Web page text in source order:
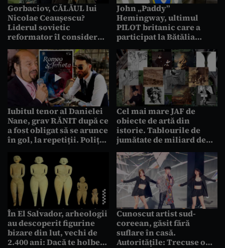
Gorbaciov, CĂLĂUL lui
Nicolae Ceaușescu?
Liderul sovietic
reformator îl considera
un „dinozaur stalinist”
pe dictatorul României
John „Paddy”
Hemingway, ultimul
PILOT britanic care a
participat la Bătălia
Angliei, a decedat la 105
ani
Iubitul tenor al Danielei
Nane, grav RĂNIT după ce
a fost obligat să se arunce
în gol, la repetiții. Poliția
Operetă
Cel mai mare JAF de
obiecte de artă din
istorie. Tablourile de
jumătate de miliard de
pentru totdeauna, acum
35 de ani
În El Salvador, arheologii
au descoperit figurine
bizare din lut, vechi de
2.400 ani: Dacă te holbezi
Cunoscut artist sud-
coreean, găsit fără
suflare în casă.
Autoritățile: Trecuse o